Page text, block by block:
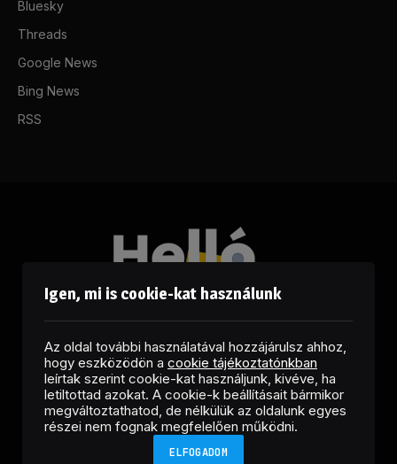
Bluesky
Threads
Google News
Bing News
RSS
FacebookLinkedInX
(Twitter)
RSS
Igen, mi is cookie-kat használunk
Az oldal további használatával hozzájárulsz ahhoz,
hogy eszközödön a cookie tájékoztatónkban
leírtak szerint cookie-kat használjunk, kivéve, ha
letiltottad azokat. A cookie-k beállításait bármikor
megváltoztathatod, de nélkülük az oldalunk egyes
részei nem fognak megfelelően működni.
ELFOGADOM